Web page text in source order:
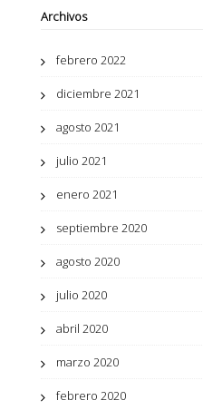
Archivos
febrero 2022
diciembre 2021
agosto 2021
julio 2021
enero 2021
septiembre 2020
agosto 2020
julio 2020
abril 2020
marzo 2020
febrero 2020